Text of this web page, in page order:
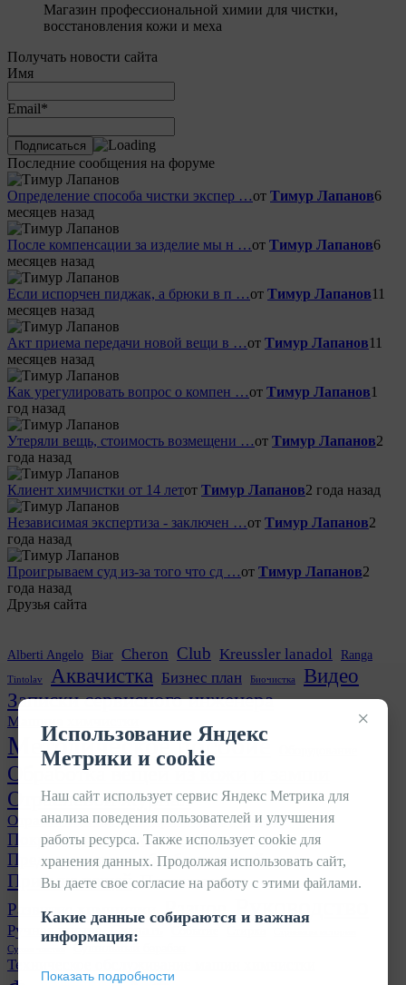
Магазин профессиональной химии для чистки,
восстановления кожи и меха
Получать новости сайта
Имя
Email*
Последние сообщения на форуме
Определение способа чистки экспер …от Тимур Лапанов6
месяцев назад
После компенсации за изделие мы н …от Тимур Лапанов6
месяцев назад
Если испорчен пиджак, а брюки в п …от Тимур Лапанов11
месяцев назад
Акт приема передачи новой вещи в …от Тимур Лапанов11
месяцев назад
Как урегулировать вопрос о компен …от Тимур Лапанов1
год назад
Утеряли вещь, стоимость возмещени …от Тимур Лапанов2
года назад
Клиент химчистки от 14 летот Тимур Лапанов2 года назад
Независимая экспертиза - заключен …от Тимур Лапанов2
года назад
Проигрываем суд из-за того что сд …от Тимур Лапанов2
года назад
Друзья сайта
Alberti Angelo Biar Cheron Club Kreussler lanadol Ranga
Tintolav Аквачистка Бизнес план Биочистка
Видео
Записки сервисного инженера
Машина химчистки
Методическое пособие
Обработка вещей из кожи и замши
Отраслевой журнал
Отрасль химчисток и прачечных в лицах
Покраска кожаных изделий Прачечная
Предварительная обработка вещей
Приемка вещей Пятновыводка
Развитие химчистки
Разное
Ручная чистка Событие
Сухая чистка
Сушильный барабан
Техническое обслуживание машин химчистки
×
Использование Яндекс
Метрики и cookie
Наш сайт использует сервис Яндекс Метрика для
анализа поведения пользователей и улучшения
работы ресурса. Также использует cookie для
хранения данных. Продолжая использовать сайт,
Вы даете свое согласие на работу с этими файлами.
Какие данные собираются и важная
информация:
Показать подробности